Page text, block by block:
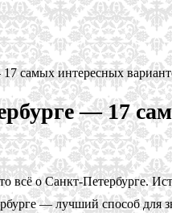
самых интересных
— 17
всё о Санкт-Петербурге.
— лучший способ для